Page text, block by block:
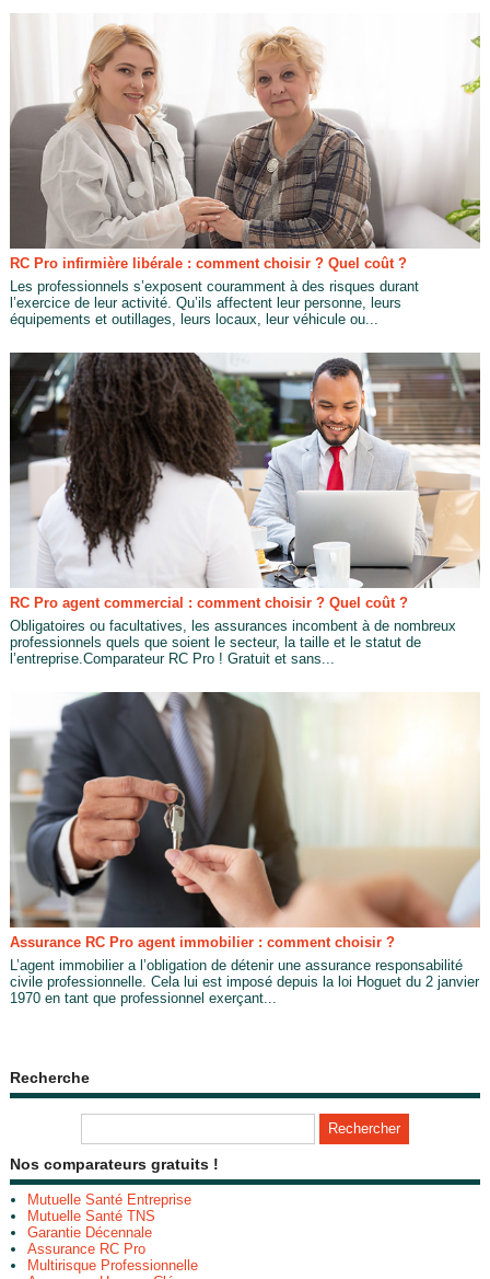
RC Pro infirmière libérale : comment choisir ? Quel coût ?
Les professionnels s’exposent couramment à des risques durant
l’exercice de leur activité. Qu’ils affectent leur personne, leurs
équipements et outillages, leurs locaux, leur véhicule ou...
RC Pro agent commercial : comment choisir ? Quel coût ?
Obligatoires ou facultatives, les assurances incombent à de nombreux
professionnels quels que soient le secteur, la taille et le statut de
l’entreprise.Comparateur RC Pro ! Gratuit et sans...
Assurance RC Pro agent immobilier : comment choisir ?
L’agent immobilier a l’obligation de détenir une assurance responsabilité
civile professionnelle. Cela lui est imposé depuis la loi Hoguet du 2 janvier
1970 en tant que professionnel exerçant...
Recherche
Nos comparateurs gratuits !
Mutuelle Santé Entreprise
Mutuelle Santé TNS
Garantie Décennale
Assurance RC Pro
Multirisque Professionnelle